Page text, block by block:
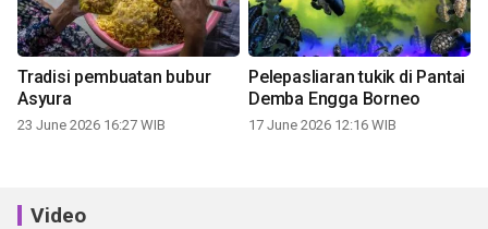
Tradisi pembuatan bubur
Asyura
23 June 2026 16:27 WIB
Pelepasliaran tukik di Pantai
Demba Engga Borneo
17 June 2026 12:16 WIB
Video